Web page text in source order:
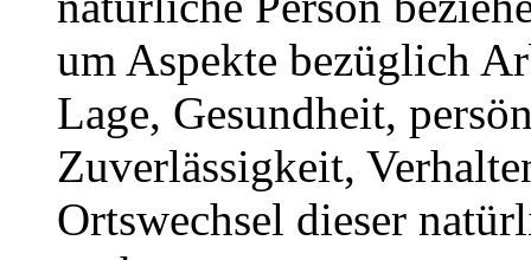
um Aspekte bezüglich
Lage, Gesundheit,
Zuverlässigkeit,
Ortswechsel dieser